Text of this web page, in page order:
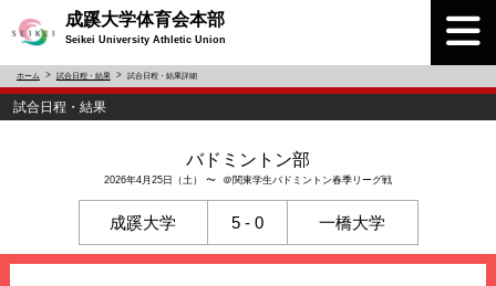
成蹊大学体育会本部
Seikei University Athletic Union
ホーム 試合日程・結果 試合日程・結果詳細
試合日程・結果
バドミントン部
2026年4月25日（土） 〜 ＠関東学生バドミントン春季リーグ戦
成蹊大学 5 - 0 一橋大学